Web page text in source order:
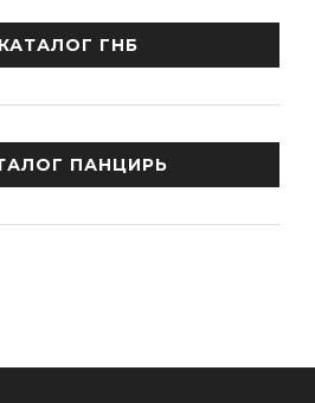
КАТАЛОГ ГНБ
ПАНЦИРЬ